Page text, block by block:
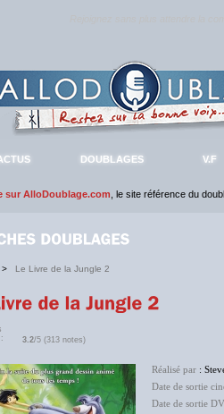
DOUBLAGES V.F
sur AlloDoublage.com , le site référence du
> Le Livre de la Jungle 2
3.2/5 (313 notes)
Réalisé par :
Date de sortie
Date de sortie